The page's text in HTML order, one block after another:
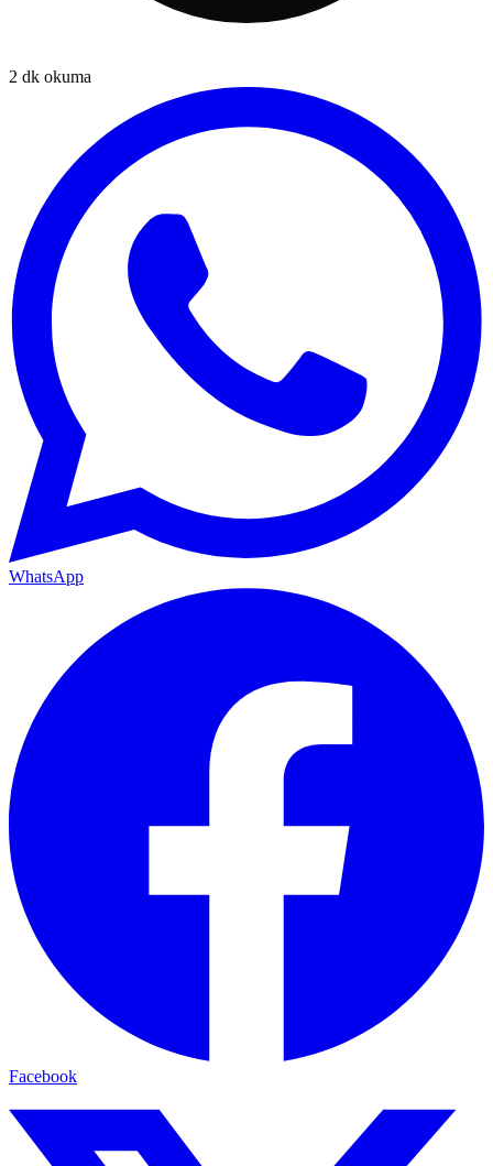
2 dk okuma
WhatsApp
Facebook